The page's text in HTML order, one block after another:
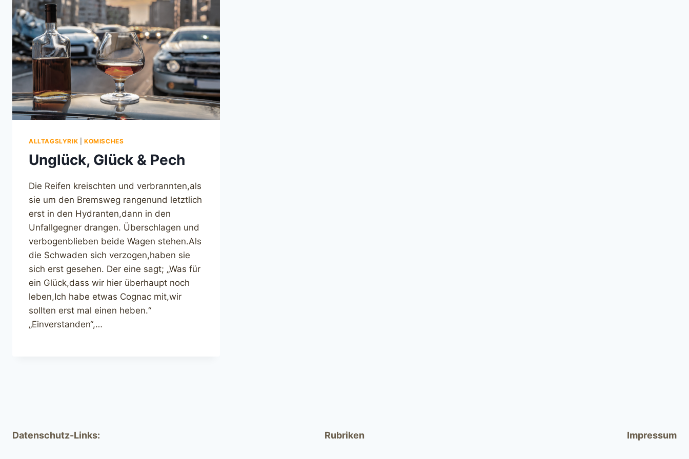
ALLTAGSLYRIK KOMISCHES
Unglück, Glück & Pech
Die Reifen kreischten und verbrannten,als
sie um den Bremsweg rangenund letztlich
erst in den Hydranten,dann in den
Unfallgegner drangen. Überschlagen und
verbogenblieben beide Wagen stehen.Als
die Schwaden sich verzogen,haben sie
sich erst gesehen. Der eine sagt; „Was für
ein Glück,dass wir hier überhaupt noch
leben,Ich habe etwas Cognac mit,wir
sollten erst mal einen heben.“
„Einverstanden“,…
Datenschutz-Links: Rubriken Impressum